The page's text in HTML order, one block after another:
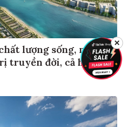
lượng sống, người
truyền đời, cả hai gặp
✕